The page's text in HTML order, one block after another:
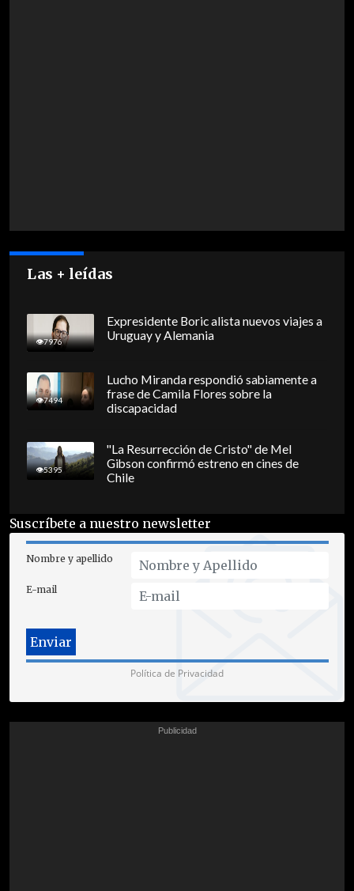
Las + leídas
7976
Expresidente Boric alista nuevos viajes a
Uruguay y Alemania
7494
Lucho Miranda respondió sabiamente a
frase de Camila Flores sobre la
discapacidad
5395
"La Resurrección de Cristo" de Mel
Gibson confirmó estreno en cines de
Chile
Suscríbete a nuestro newsletter
Nombre y apellido
E-mail
Política de Privacidad